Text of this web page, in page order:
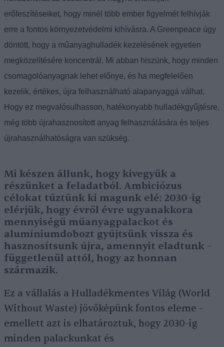
erőfeszítéseiket, hogy minél több ember figyelmét felhívják
erre a fontos környezetvédelmi kihívásra. A Greenpeace úgy
döntött, hogy a műanyaghulladék kezelésének egyetlen
megközelítésére koncentrál. Mi abban hiszünk, hogy minden
csomagolóanyagnak lehet előnye, és ha megfelelően
kezelik, értékes, újra felhasználható alapanyaggá válhat.
Hogy ez megvalósulhasson, hatékonyabb hulladékgyűjtésre,
még több újrahasznosított anyag felhasználására és teljes
újrahasználhatóságra van szükség.
Mi készen állunk, hogy kivegyük a
részünket a feladatból. Ambiciózus
célokat tűztünk ki magunk elé: 2030-ig
elérjük, hogy évről évre ugyanakkora
mennyiségű műanyagpalackot és
alumíniumdobozt gyűjtsünk vissza és
hasznosítsunk újra, amennyit eladtunk –
függetlenül attól, hogy az honnan
származik.
Ez a vállalás a Hulladékmentes Világ (World
Without Waste) jövőképünk fontos eleme –
emellett azt is elhatároztuk, hogy 2030-ig
minden palackunkat és